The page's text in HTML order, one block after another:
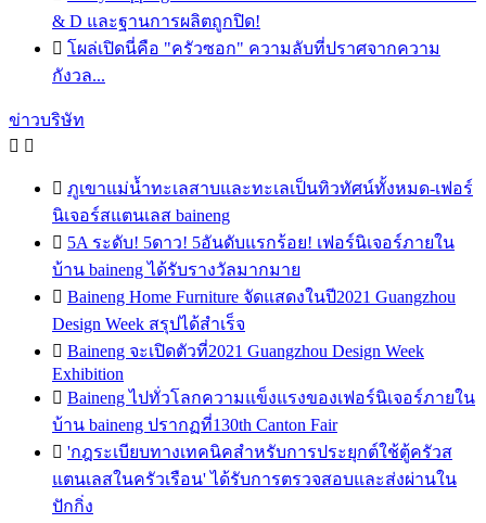
& D และฐานการผลิตถูกปิด!
 โผล่เปิดนี่คือ "ครัวซอก" ความลับที่ปราศจากความ
กังวล...
ข่าวบริษัท
 
 ภูเขาแม่น้ำทะเลสาบและทะเลเป็นทิวทัศน์ทั้งหมด-เฟอร์
นิเจอร์สแตนเลส baineng
 5A ระดับ! 5ดาว! 5อันดับแรกร้อย! เฟอร์นิเจอร์ภายใน
บ้าน baineng ได้รับรางวัลมากมาย
 Baineng Home Furniture จัดแสดงในปี2021 Guangzhou
Design Week สรุปได้สำเร็จ
 Baineng จะเปิดตัวที่2021 Guangzhou Design Week
Exhibition
 Baineng ไปทั่วโลกความแข็งแรงของเฟอร์นิเจอร์ภายใน
บ้าน baineng ปรากฏที่130th Canton Fair
 'กฎระเบียบทางเทคนิคสำหรับการประยุกต์ใช้ตู้ครัวส
แตนเลสในครัวเรือน' ได้รับการตรวจสอบและส่งผ่านใน
ปักกิ่ง